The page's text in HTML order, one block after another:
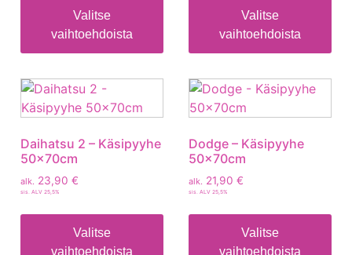
Valitse
vaihtoehdoista
Valitse
vaihtoehdoista
Daihatsu 2 – Käsipyyhe
50x70cm
alk. 23,90 €
sis. ALV 25,5%
Valitse
vaihtoehdoista
Dodge – Käsipyyhe
50x70cm
alk. 21,90 €
sis. ALV 25,5%
Valitse
vaihtoehdoista